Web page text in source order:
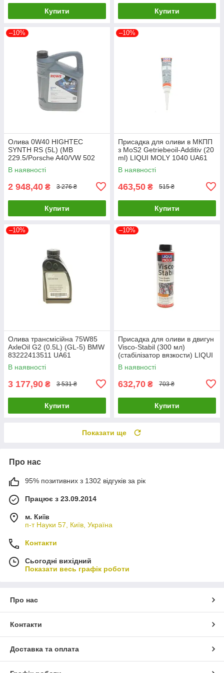
Купити Купити
–10%
Олива 0W40 HIGHTEC
SYNTH RS (5L) (MB
229.5/Porsche A40/VW 502
00/505 00) (ACEA A3/B4) (API
20020-0050-99 UA61
В наявності
2 948,40 ₴ 3 276 ₴
Купити
–10%
Присадка для оливи в МКПП
з MoS2 Getriebeoil-Additiv (20
ml) LIQUI MOLY 1040 UA61
В наявності
463,50 ₴ 515 ₴
Купити
–10%
Олива трансмісійна 75W85
AxleOil G2 (0.5L) (GL-5) BMW
83222413511 UA61
В наявності
3 177,90 ₴ 3 531 ₴
Купити
–10%
Присадка для оливи в двигун
Visco-Stabil (300 мл)
(cтабілізатор вязкости) LIQUI
MOLY 1017 UA61
В наявності
632,70 ₴ 703 ₴
Купити
Показати ще
Про нас
95% позитивних з 1302 відгуків за рік
Працює з 23.09.2014
м. Київ
п-т Науки 57, Київ, Україна
Контакти
Сьогодні вихідний
Показати весь графік роботи
Про нас
Контакти
Доставка та оплата